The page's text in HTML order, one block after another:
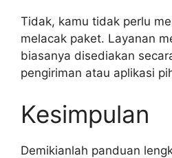
Tidak, kamu tidak perlu
melacak paket. Layanan
biasanya disediakan
pengiriman atau aplikasi
Kesimpulan
Demikianlah panduan